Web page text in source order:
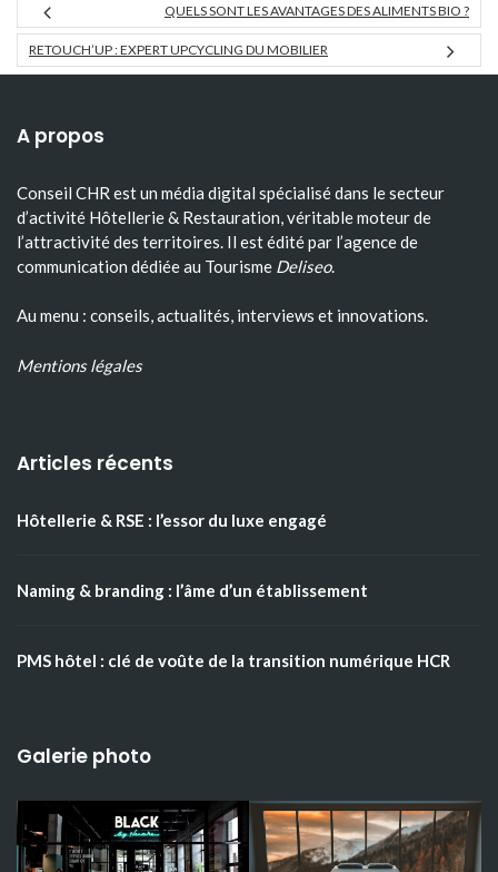
QUELS SONT LES AVANTAGES DES ALIMENTS BIO ?
RETOUCH’UP : EXPERT UPCYCLING DU MOBILIER
A propos
Conseil CHR est un média digital spécialisé dans le secteur
d’activité Hôtellerie & Restauration, véritable moteur de
l’attractivité des territoires. Il est édité par l’agence de
communication dédiée au Tourisme Deliseo.
Au menu : conseils, actualités, interviews et innovations.
Mentions légales
Articles récents
Hôtellerie & RSE : l’essor du luxe engagé
Naming & branding : l’âme d’un établissement
PMS hôtel : clé de voûte de la transition numérique HCR
Galerie photo